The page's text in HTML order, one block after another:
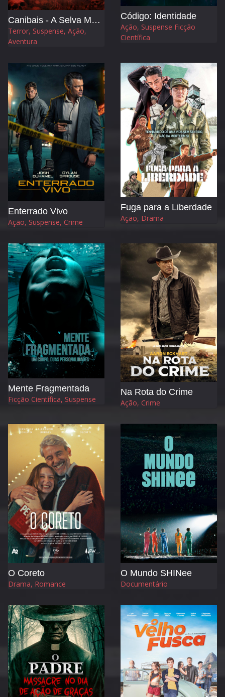
Canibais - A Selva Maldita
Terror, Suspense, Ação,
Aventura
Código: Identidade
Ação, Suspense Ficção
Científica
Enterrado Vivo
Ação, Suspense, Crime
Fuga para a Liberdade
Ação, Drama
Mente Fragmentada
Ficção Científica, Suspense
Na Rota do Crime
Ação, Crime
O Coreto
Drama, Romance
O Mundo SHINee
Documentário